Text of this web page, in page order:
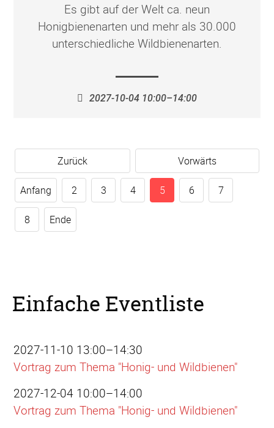
Es gibt auf der Welt ca. neun
Honigbienenarten und mehr als 30.000
unterschiedliche Wildbienenarten.
2027-10-04 10:00–14:00
Zurück Vorwärts
Anfang 2 3 4 5 6 7
8 Ende
Einfache Eventliste
2027-11-10 13:00–14:30
Vortrag zum Thema "Honig- und Wildbienen"
2027-12-04 10:00–14:00
Vortrag zum Thema "Honig- und Wildbienen"